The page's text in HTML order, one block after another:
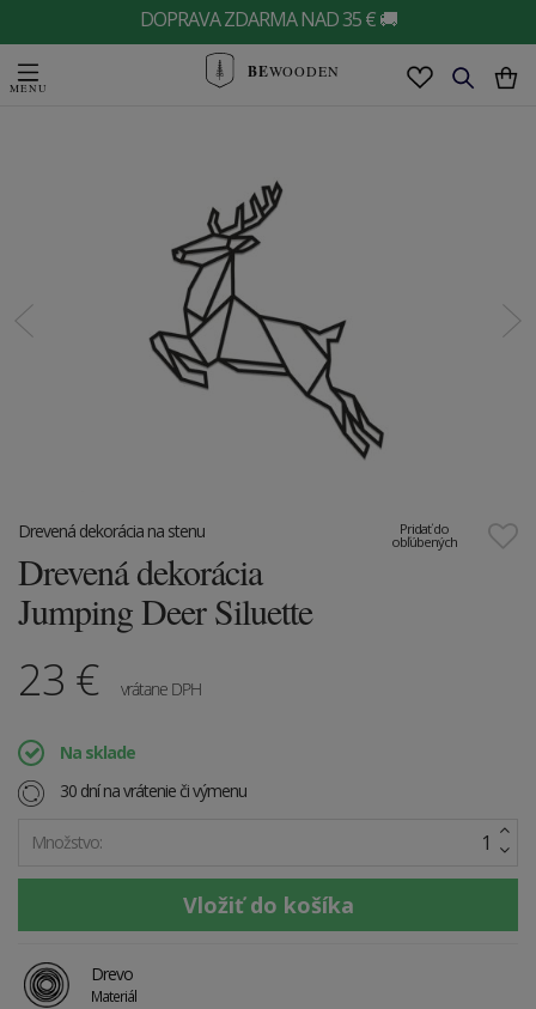
DOPRAVA ZDARMA NAD 35 € 🚚
BEWOODEN
Pridať do
obľúbených
Drevená dekorácia na stenu
Drevená dekorácia
Jumping Deer Siluette
23 € vrátane DPH
Na sklade
30 dní na vrátenie či výmenu
Množstvo:
Drevo
Materiál